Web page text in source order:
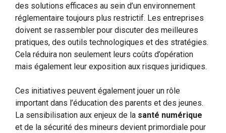
des solutions efficaces au sein d’un environnement
réglementaire toujours plus restrictif. Les entreprises
doivent se rassembler pour discuter des meilleures
pratiques, des outils technologiques et des stratégies.
Cela réduira non seulement leurs coûts d’opération
mais également leur exposition aux risques juridiques.
Ces initiatives peuvent également jouer un rôle
important dans l’éducation des parents et des jeunes.
La sensibilisation aux enjeux de la santé numérique
et de la sécurité des mineurs devient primordiale pour